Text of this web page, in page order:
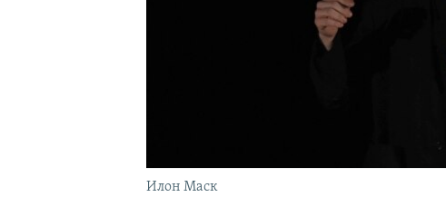
Илон Маск